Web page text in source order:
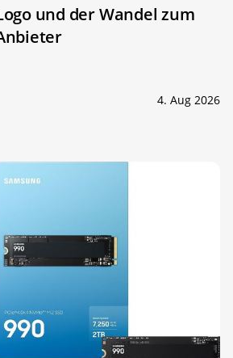
und der Wandel zum
4. Aug 2026